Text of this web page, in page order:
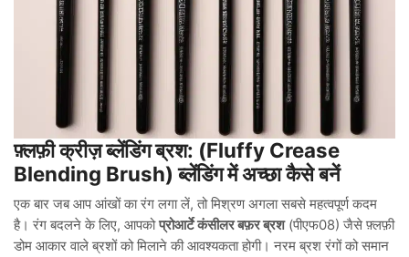
फ़्लफ़ी क्रीज़ ब्लेंडिंग ब्रश: (Fluffy Crease
Blending Brush) ब्लेंडिंग में अच्छा कैसे बनें
एक बार जब आप आंखों का रंग लगा लें, तो मिश्रण अगला सबसे महत्वपूर्ण कदम
है। रंग बदलने के लिए, आपकोप्रोआर्टे कंसीलर बफ़र ब्रश(पीएफ08) जैसे फ़्लफ़ी
डोम आकार वाले ब्रशों को मिलाने की आवश्यकता होगी। नरम ब्रश रंगों को समान